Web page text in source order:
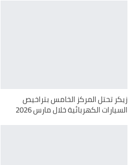
زيكر تحتل المركز الخامس بتراخيص
السيارات الكهربائية خلال مارس 2026